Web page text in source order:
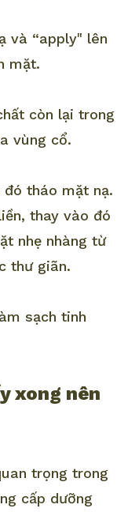
và “apply" lên
mặt.
còn lại trong
vùng cổ.
tháo mặt nạ.
thay vào đó
nhẹ nhàng từ
thư giãn.
sạch tinh
xong nên
trọng trong
cấp dưỡng